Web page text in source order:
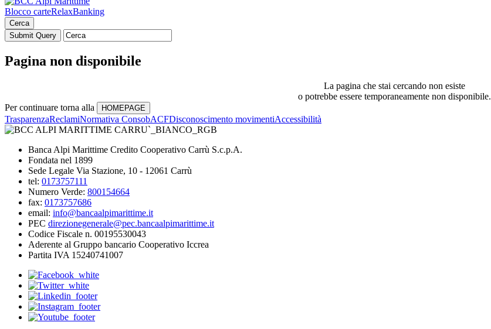
Blocco carteRelaxBanking
Cerca
Pagina non disponibile
La pagina che stai cercando non esiste
o potrebbe essere temporaneamente non disponibile.
Per continuare torna alla
TrasparenzaReclamiNormativa ConsobACFDisconoscimento movimentiAccessibilità
Banca Alpi Marittime Credito Cooperativo Carrù S.c.p.A.
Fondata nel 1899
Sede Legale Via Stazione, 10 - 12061 Carrù
tel: 0173757111
Numero Verde: 800154664
fax: 0173757686
email: info@bancaalpimarittime.it
PEC direzionegenerale@pec.bancaalpimarittime.it
Codice Fiscale n. 00195530043
Aderente al Gruppo bancario Cooperativo Iccrea
Partita IVA 15240741007